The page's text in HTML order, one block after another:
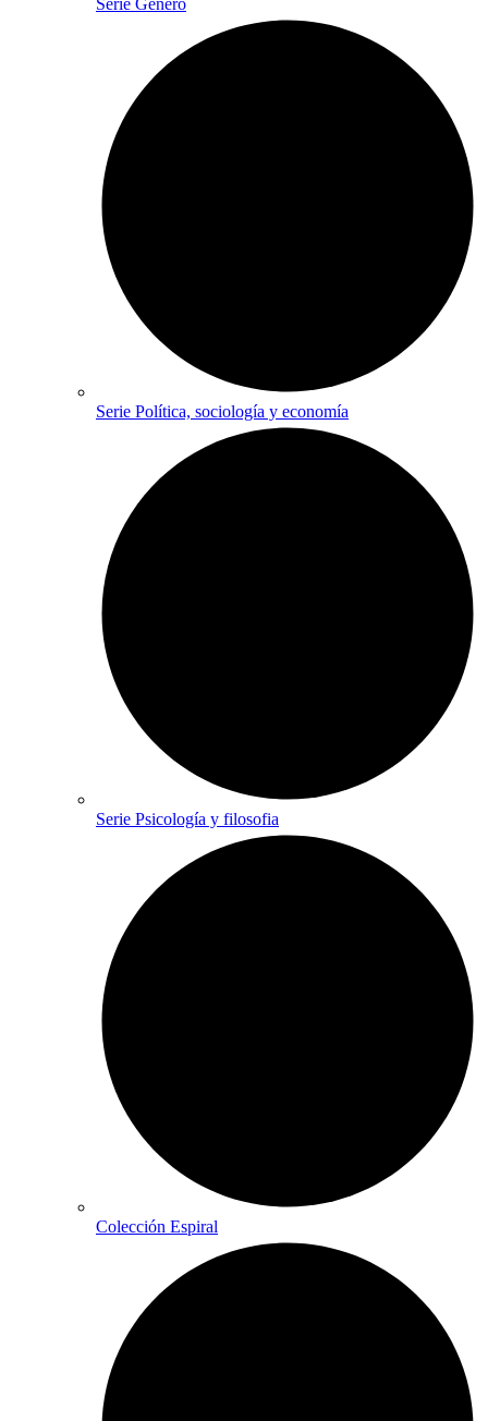
Serie Política, sociología y economía
Serie Psicología y filosofia
Colección Espiral